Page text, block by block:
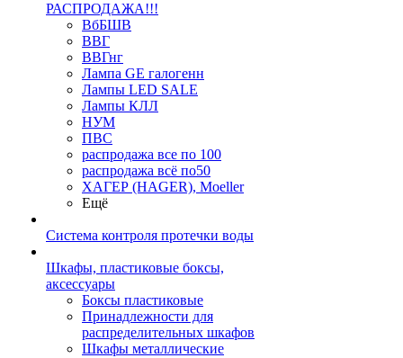
РАСПРОДАЖА!!!
ВбБШВ
ВВГ
ВВГнг
Лампа GE галогенн
Лампы LED SALE
Лампы КЛЛ
НУМ
ПВС
распродажа все по 100
распродажа всё по50
ХАГЕР (HAGER), Moeller
Ещё
Система контроля протечки воды
Шкафы, пластиковые боксы,
аксессуары
Боксы пластиковые
Принадлежности для
распределительных шкафов
Шкафы металлические